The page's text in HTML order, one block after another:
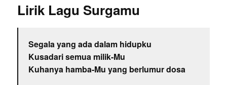
Lirik Lagu Surgamu
Segala yang ada dalam hidupku
Kusadari semua milik-Mu
Kuhanya hamba-Mu yang berlumur dosa